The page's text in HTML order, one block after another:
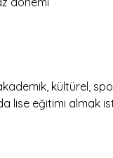
kültürel,
lise eğitimi almak